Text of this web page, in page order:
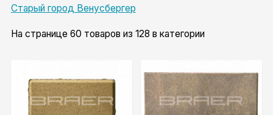
Старый город Венусбергер
На странице 60 товаров из 128 в категории